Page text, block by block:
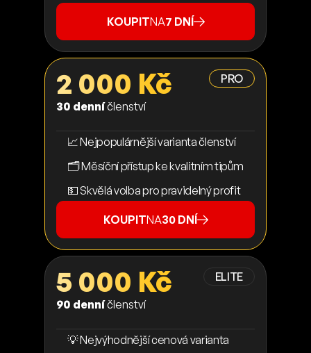
KOUPITNA7 DNÍ
PRO
2 000 Kč
30 denníčlenství
📈 Nejpopulárnější varianta členství
🗂️ Měsíční přístup ke kvalitním tipům
💵 Skvělá volba pro pravidelný profit
KOUPITNA30 DNÍ
ELITE
5 000 Kč
90 denníčlenství
💡 Nejvýhodnější cenová varianta